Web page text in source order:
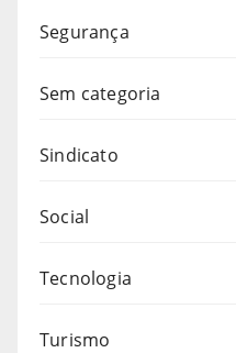
Segurança
Sem categoria
Sindicato
Social
Tecnologia
Turismo